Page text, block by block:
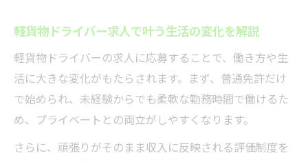
ック基準
業務委託と正社員で異なる軽貨物求人の選
び方
軽貨物求人のやってはいけない注意点を解
説
企業配送や長距離も視野に入る埼玉の働き方
軽貨物ドライバー求人で叶う生活の変化を解説
軽貨物ドライバーの求人に応募することで、働き方や生
活に大きな変化がもたらされます。まず、普通免許だけ
で始められ、未経験からでも柔軟な勤務時間で働けるた
め、プライベートとの両立がしやすくなります。
さらに、頑張りがそのまま収入に反映される評価制度を